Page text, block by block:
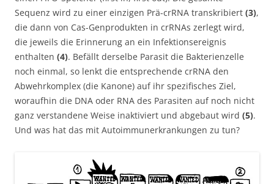
Sequenz wird zu einer einzigen Prä-crRNA transkribiert (3),
die dann von Cas-Genprodukten in crRNAs zerlegt wird,
die jeweils die Erinnerung an ein Infektionsereignis
enthalten (4). Befällt derselbe Parasit die Bakterienzelle
noch einmal, so lenkt die entsprechende crRNA den
Abwehrkomplex (die Kanone) auf ihr spezifisches Ziel,
woraufhin die DNA oder RNA des Parasiten auf noch nicht
ganz verstandene Weise inaktiviert und abgebaut wird (5).
Und was hat das mit Autoimmunerkrankungen zu tun?